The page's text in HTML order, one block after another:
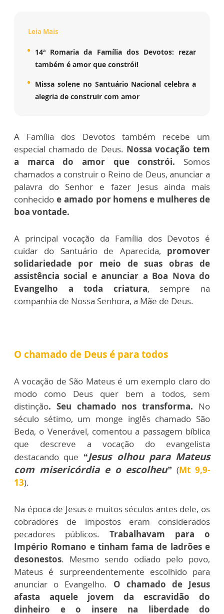
Leia Mais
14ª Romaria da Família dos Devotos: rezar
também é amor que constrói!
Missa solene no Santuário Nacional celebra a
alegria de construir com amor
A Família dos Devotos também recebe um
especial chamado de Deus. Nossa vocação tem
a marca do amor que constrói. Somos
chamados a construir o Reino de Deus, anunciar a
palavra do Senhor e fazer Jesus ainda mais
conhecido e amado por homens e mulheres de
boa vontade.
A principal vocação da Família dos Devotos é
cuidar do Santuário de Aparecida, promover
solidariedade por meio de suas obras de
assistência social e anunciar a Boa Nova do
Evangelho a toda criatura, sempre na
companhia de Nossa Senhora, a Mãe de Deus.
O chamado de Deus é para todos
A vocação de São Mateus é um exemplo claro do
modo como Deus quer bem a todos, sem
distinção. Seu chamado nos transforma. No
século sétimo, um monge inglês chamado São
Beda, o Venerável, comentou a passagem bíblica
que descreve a vocação do evangelista
destacando que “Jesus olhou para Mateus
com misericórdia e o escolheu” (Mt 9,9-
13).
Na época de Jesus e muitos séculos antes dele, os
cobradores de impostos eram considerados
pecadores públicos. Trabalhavam para o
Império Romano e tinham fama de ladrões e
desonestos. Mesmo sendo odiado pelo povo,
Mateus é surpreendentemente escolhido para
anunciar o Evangelho. O chamado de Jesus
afasta aquele jovem da escravidão do
dinheiro e o insere na liberdade do